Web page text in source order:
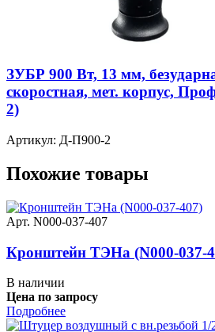
ЗУБР 900 Вт, 13 мм,
скоростная, мет. корпус,
2)
Артикул: Д-П900-2
Похожие товары
Арт. N000-037-407
Кронштейн ТЭНа (N000-037-
В наличии
Цена по запросу
Подробнее